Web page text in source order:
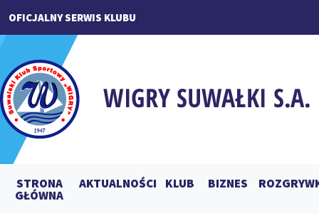
OFICJALNY SERWIS KLUBU
STRONA
GŁÓWNA
AKTUALNOŚCI KLUB BIZNES